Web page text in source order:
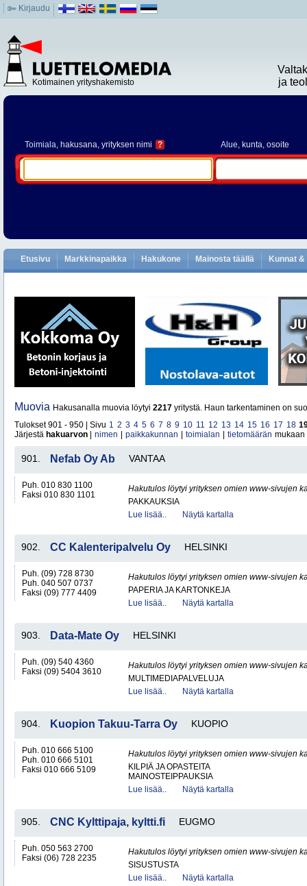
Kirjaudu
Kotimainen yrityshakemisto
ja
Toimiala, hakusana, yrityksen nimi ? Alue, kunta, osoite
Etusivu Markkinapaikka Hakukone Mainosta täällä Kunnat
Muovia Hakusanalla muovia löytyi 2217 yritystä. Haun tarkentaminen on
Tulokset 901 - 950 | Sivu 1 2 3 4 5 6 7 8 9 10 11 12 13 14 15 16 17 18
Järjestä hakuarvon nimen paikkakunnan toimialan tietomäärän mukaan
901. Nefab Oy Ab VANTAA
Puh. 010 830 1100
Faksi 010 830 1101
Hakutulos löytyi yrityksen omien www-sivujen
PAKKAUKSIA
Lue lisää..
Näytä kartalla
902. CC Kalenteripalvelu Oy HELSINKI
Puh. (09) 728 8730
Puh. 040 507 0737
Faksi (09) 777 4409
Hakutulos löytyi yrityksen omien www-sivujen
PAPERIA JA KARTONKEJA
Lue lisää..
Näytä kartalla
903. Data-Mate Oy HELSINKI
Puh. (09) 540 4360
Faksi (09) 5404 3610
Hakutulos löytyi yrityksen omien www-sivujen
MULTIMEDIAPALVELUJA
Lue lisää..
Näytä kartalla
904. Kuopion Takuu-Tarra Oy KUOPIO
Puh. 010 666 5100
Puh. 010 666 5101
Faksi 010 666 5109
Hakutulos löytyi yrityksen omien www-sivujen
KILPIÄ JA OPASTEITA
MAINOSTEIPPAUKSIA
Lue lisää..
Näytä kartalla
905. CNC Kylttipaja, kyltti.fi EUGMO
Puh. 050 563 2700
Faksi (06) 728 2235
Hakutulos löytyi yrityksen omien www-sivujen
SISUSTUSTA
Lue lisää..
Näytä kartalla